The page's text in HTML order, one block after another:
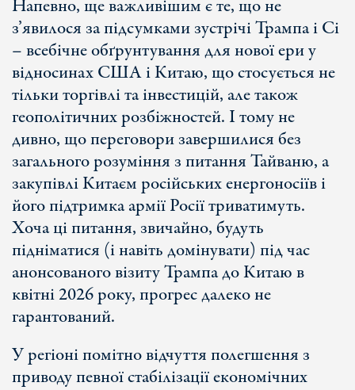
Напевно, ще важливішим є те, що не
з’явилося за підсумками зустрічі Трампа і Сі
– всебічне обґрунтування для нової ери у
відносинах США і Китаю, що стосується не
тільки торгівлі та інвестицій, але також
геополітичних розбіжностей. І тому не
дивно, що переговори завершилися без
загального розуміння з питання Тайваню, а
закупівлі Китаєм російських енергоносіїв і
його підтримка армії Росії триватимуть.
Хоча ці питання, звичайно, будуть
підніматися (і навіть домінувати) під час
анонсованого візиту Трампа до Китаю в
квітні 2026 року, прогрес далеко не
гарантований.
У регіоні помітно відчуття полегшення з
приводу певної стабілізації економічних